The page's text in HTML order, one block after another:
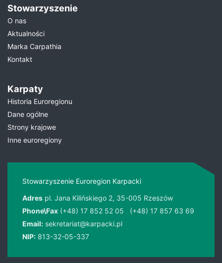
Stowarzyszenie
O nas
Aktualności
Marka Carpathia
Kontakt
Karpaty
Historia Euroregionu
Dane ogólne
Strony krajowe
Inne euroregiony
Stowarzyszenie Euroregion Karpacki
Adres pl. Jana Kilińskiego 2, 35-005 Rzeszów
Phone\Fax (+48) 17 852 52 05
(+48) 17 857 63 69
Email: sekretariat@karpacki.pl
NIP: 813-32-05-337